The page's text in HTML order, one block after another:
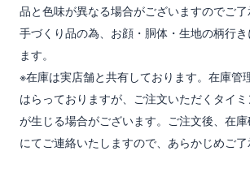
品と色味が異なる場合がございますのでご
手づくり品の為、お顔・胴体・生地の柄行
ます。
※在庫は実店舗と共有しております。在庫管
はらっておりますが、ご注文いただくタイ
が生じる場合がございます。ご注文後、在
にてご連絡いたしますので、あらかじめご了